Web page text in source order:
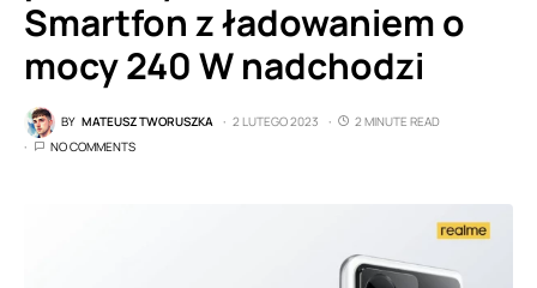
Smartfon z ładowaniem o
mocy 240 W nadchodzi
BY MATEUSZ TWORUSZKA 2 LUTEGO 2023
2 MINUTE READ
NO COMMENTS